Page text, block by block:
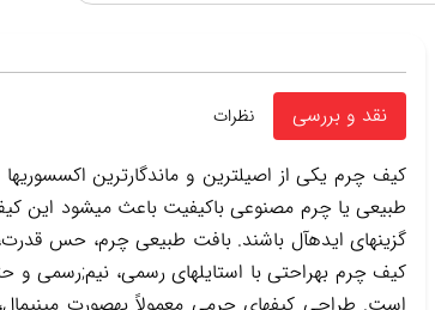
نقد و بررسی نظرات
کیف چرم یکی از اصیلترین و ماندگارترین
طبیعی یا چرم مصنوعی باکیفیت باعث میشود این کیف
گزینهای ایدهآل باشند. بافت طبیعی چرم، حس
کیف چرم بهراحتی با استایلهای رسمی، نیم;رسمی و